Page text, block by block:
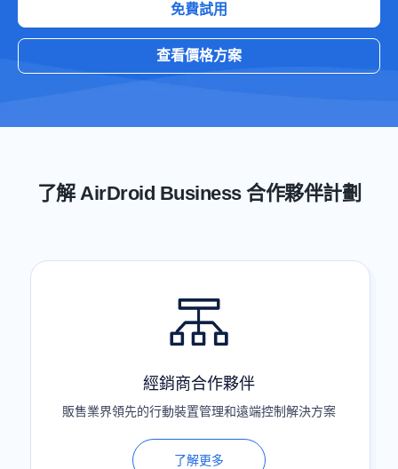
免費試用
查看價格方案
了解 AirDroid Business 合作夥伴計劃
經銷商合作夥伴
販售業界領先的行動裝置管理和遠端控制解決方案
了解更多